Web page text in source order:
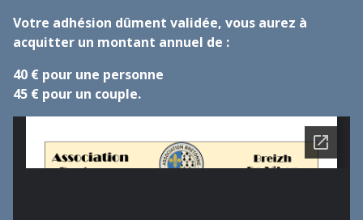
Votre adhésion dûment validée, vous aurez à
acquitter un montant annuel de :
40 € pour une personne
45 € pour un couple.